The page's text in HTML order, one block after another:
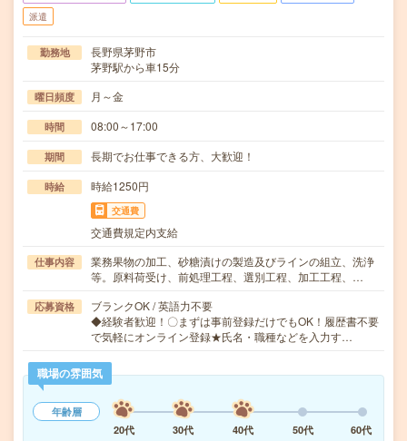
派遣
勤務地
長野県茅野市
茅野駅から車15分
曜日頻度 月～金
時間 08:00～17:00
期間 長期でお仕事できる方、大歓迎！
時給 時給1250円
交通費
交通費規定内支給
仕事内容
業務果物の加工、砂糖漬けの製造及びラインの組立、洗浄
等。原料荷受け、前処理工程、選別工程、加工工程、…
応募資格
ブランクOK / 英語力不要
◆経験者歓迎！〇まずは事前登録だけでもOK！履歴書不要
で気軽にオンライン登録★氏名・職種などを入力す…
職場の雰囲気
年齢層
20代
30代 40代 50代 60代